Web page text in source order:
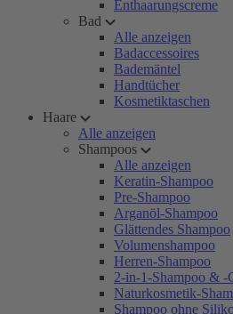
Enthaarungscreme
Bad
Alle anzeigen
Badaccessoires
Bademäntel
Handtücher
Kosmetiktaschen
Haare
Alle anzeigen
Shampoos
Alle anzeigen
Keratin-Shampoo
Pre-Shampoo
Arganöl-Shampoo
Glättendes Shampoo
Volumenshampoo
Herren-Shampoo
2-in-1-Shampoo & -
Naturkosmetik-
Shampoo ohne